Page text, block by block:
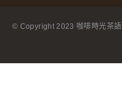
© Copyright 2023 咖啡時光茶語